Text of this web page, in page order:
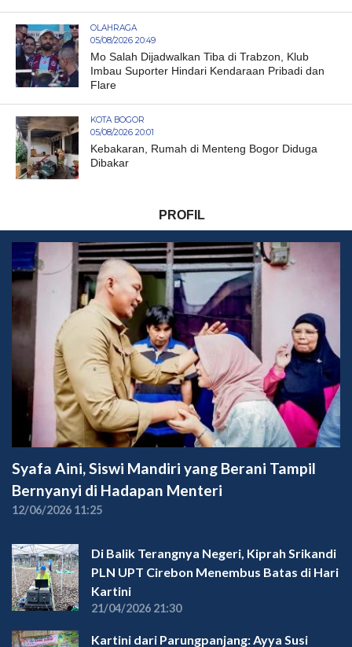
OLAHRAGA
05/08/2026 20:49
Mo Salah Dijadwalkan Tiba di Trabzon, Klub
Imbau Suporter Hindari Kendaraan Pribadi dan
Flare
KOTA BOGOR
05/08/2026 20:01
Kebakaran, Rumah di Menteng Bogor Diduga
Dibakar
PROFIL
Syafa Aini, Siswi Mandiri yang Berani Tampil
Bernyanyi di Hadapan Menteri
12/06/2026 11:25
Di Balik Terangnya Negeri, Kiprah Srikandi
PLN UPT Cirebon Menembus Batas di Hari
Kartini
21/04/2026 21:30
Kartini dari Parungpanjang: Ayya Susi